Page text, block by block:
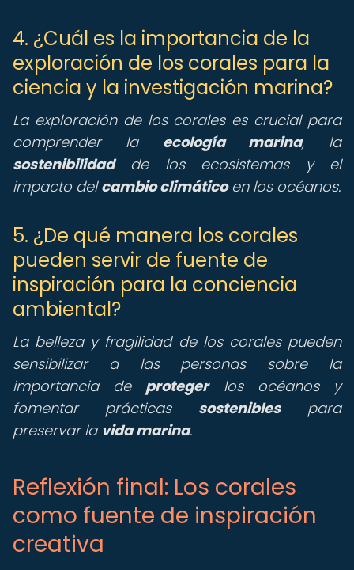
4. ¿Cuál es la importancia de la
exploración de los corales para la
ciencia y la investigación marina?
La exploración de los corales es crucial para
comprender la ecología marina, la
sostenibilidadde los ecosistemas y el
impacto delcambio climáticoen los océanos.
5. ¿De qué manera los corales
pueden servir de fuente de
inspiración para la conciencia
ambiental?
La belleza y fragilidad de los corales pueden
sensibilizar a las personas sobre la
importancia de protegerlos océanos y
fomentar prácticas sosteniblespara
preservar la vida marina.
Reflexión final: Los corales
como fuente de inspiración
creativa